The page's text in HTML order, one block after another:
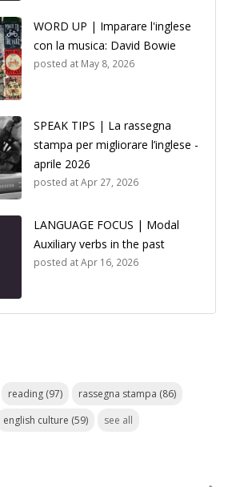
WORD UP | Imparare l'inglese
con la musica: David Bowie
posted at May 8, 2026
SPEAK TIPS | La rassegna
stampa per migliorare l’inglese -
aprile 2026
posted atApr 27, 2026
LANGUAGE FOCUS | Modal
Auxiliary verbs in the past
posted atApr 16, 2026
reading (97) rassegna stampa (86)
english culture (59) see all